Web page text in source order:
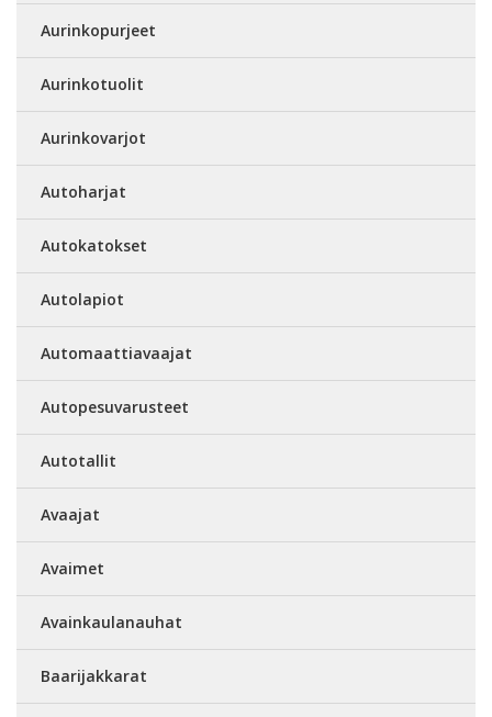
Aurinkopurjeet
Aurinkotuolit
Aurinkovarjot
Autoharjat
Autokatokset
Autolapiot
Automaattiavaajat
Autopesuvarusteet
Autotallit
Avaajat
Avaimet
Avainkaulanauhat
Baarijakkarat